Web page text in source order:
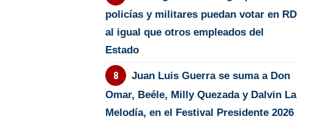
policías y militares puedan votar en RD
al igual que otros empleados del
Estado
Juan Luis Guerra se suma a Don
Omar, Beéle, Milly Quezada y Dalvin La
Melodía, en el Festival Presidente 2026